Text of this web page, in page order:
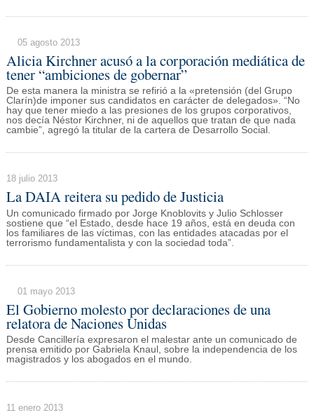
05 agosto 2013
Alicia Kirchner acusó a la corporación mediática de
tener “ambiciones de gobernar”
De esta manera la ministra se refirió a la «pretensión (del Grupo
Clarín)de imponer sus candidatos en carácter de delegados». “No
hay que tener miedo a las presiones de los grupos corporativos,
nos decía Néstor Kirchner, ni de aquellos que tratan de que nada
cambie”, agregó la titular de la cartera de Desarrollo Social.
18 julio 2013
La DAIA reitera su pedido de Justicia
Un comunicado firmado por Jorge Knoblovits y Julio Schlosser
sostiene que “el Estado, desde hace 19 años, está en deuda con
los familiares de las víctimas, con las entidades atacadas por el
terrorismo fundamentalista y con la sociedad toda”.
01 mayo 2013
El Gobierno molesto por declaraciones de una
relatora de Naciones Unidas
Desde Cancillería expresaron el malestar ante un comunicado de
prensa emitido por Gabriela Knaul, sobre la independencia de los
magistrados y los abogados en el mundo.
11 enero 2013